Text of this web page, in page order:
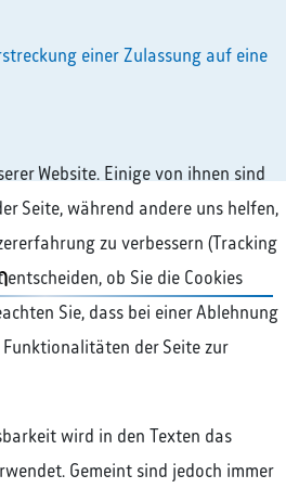
einer Zulassung auf eine
Website. Einige von ihnen sind
Seite, während andere uns helfen,
zu verbessern (Tracking
entscheiden, ob Sie die Cookies
Sie, dass bei einer Ablehnung
der Seite zur
wird in den Texten das
Gemeint sind jedoch immer